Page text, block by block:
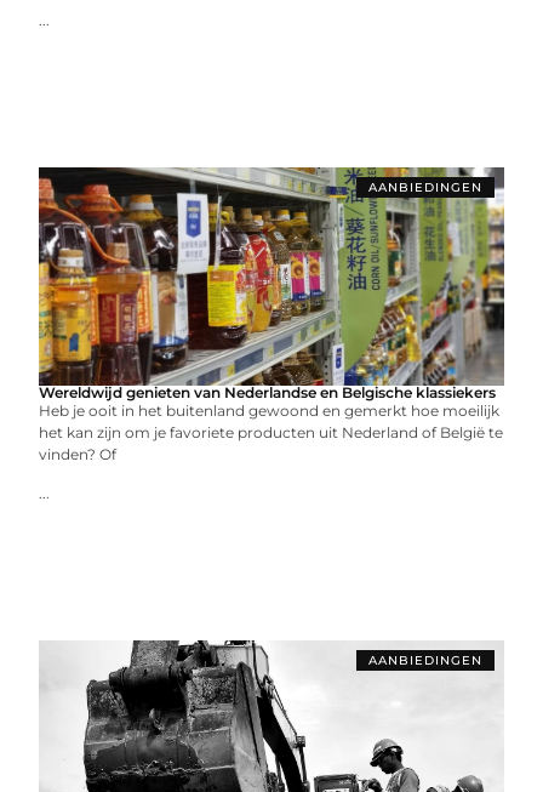
...
AANBIEDINGEN
Wereldwijd genieten van Nederlandse en Belgische klassiekers
Heb je ooit in het buitenland gewoond en gemerkt hoe moeilijk
het kan zijn om je favoriete producten uit Nederland of België te
vinden? Of
...
AANBIEDINGEN